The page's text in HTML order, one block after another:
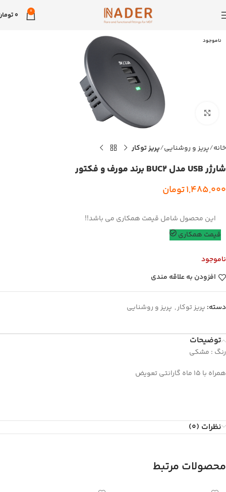
0
0
ناموجود
بزرگنمایی تصویر
خانه پریز و روشنایی پریز توکار
شارژر USB مدل BUC2 برند مورف و فکتور
1,485,000تومان
این محصول شامل قیمت همکاری می باشد!!
قیمت همکاری
ناموجود
افزودن به علاقه مندی
دسته: پریز توکار, پریز و روشنایی
توضیحات
رنگ : مشکی
همراه با 15 ماه گارانتی تعویض
نظرات (0)
محصولات مرتبط